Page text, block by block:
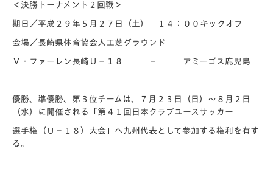
＜決勝トーナメント２回戦＞
期日／平成２９年５月２７日（土） １４：００キックオフ
会場／長崎県体育協会人工芝グラウンド
Ｖ・ファーレン長崎Ｕ－１８ － アミーゴス鹿児島
優勝、準優勝、第３位チームは、７月２３日（日）～８月２日
（水）に開催される「第４１回日本クラブユースサッカー
選手権（Ｕ－１８）大会」へ九州代表として参加する権利を有す
る。